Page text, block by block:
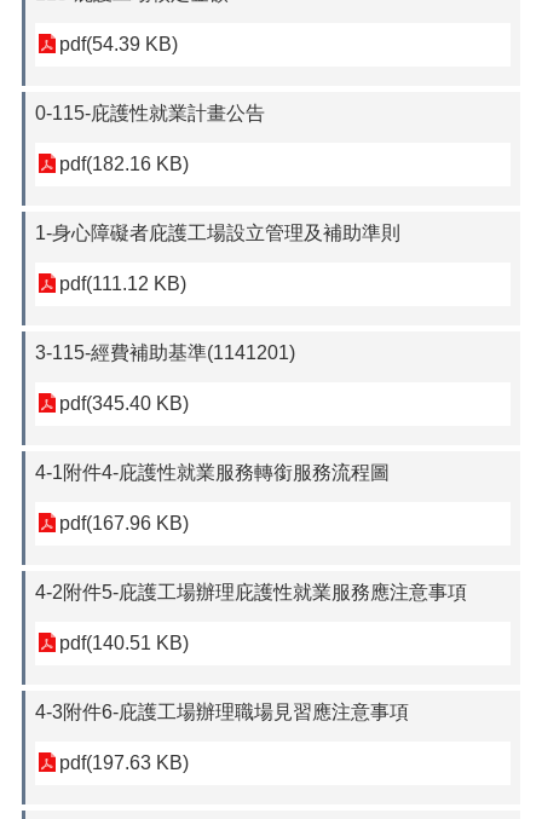
pdf(54.39 KB)
0-115-庇護性就業計畫公告
pdf(182.16 KB)
1-身心障礙者庇護工場設立管理及補助準則
pdf(111.12 KB)
3-115-經費補助基準(1141201)
pdf(345.40 KB)
4-1附件4-庇護性就業服務轉銜服務流程圖
pdf(167.96 KB)
4-2附件5-庇護工場辦理庇護性就業服務應注意事項
pdf(140.51 KB)
4-3附件6-庇護工場辦理職場見習應注意事項
pdf(197.63 KB)